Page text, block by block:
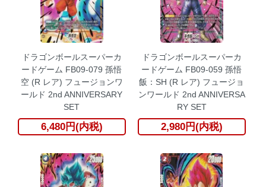
ドラゴンボールスーパーカ
ードゲーム FB09-079 孫悟
空 (R レア) フュージョンワ
ールド 2nd ANNIVERSARY
SET
6,480円(内税)
ドラゴンボールスーパーカ
ードゲーム FB09-059 孫悟
飯：SH (R レア) フュージョ
ンワールド 2nd ANNIVERSA
RY SET
2,980円(内税)